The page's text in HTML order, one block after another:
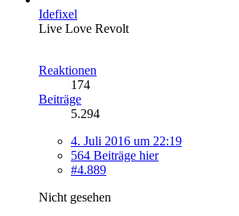
Idefixel
Live Love Revolt
Reaktionen
174
Beiträge
5.294
4. Juli 2016 um 22:19
564 Beiträge hier
#4.889
Nicht gesehen